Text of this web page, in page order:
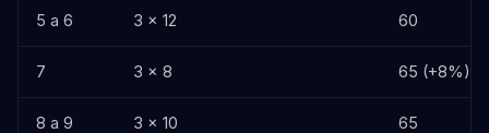
5 a 6 3 x 12 60
7 3 x 8 65 (+8%)
8 a 9 3 x 10 65